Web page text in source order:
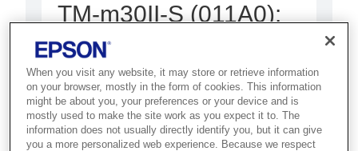
TM-m30II-S (011A0):
USB + Ethernet + BT
+ NES + Lightning +
SD
Best for modern POS
When you visit any website, it may store or retrieve information
on your browser, mostly in the form of cookies. This information
might be about you, your preferences or your device and is
mostly used to make the site work as you expect it to. The
information does not usually directly identify you, but it can give
you a more personalized web experience. Because we respect